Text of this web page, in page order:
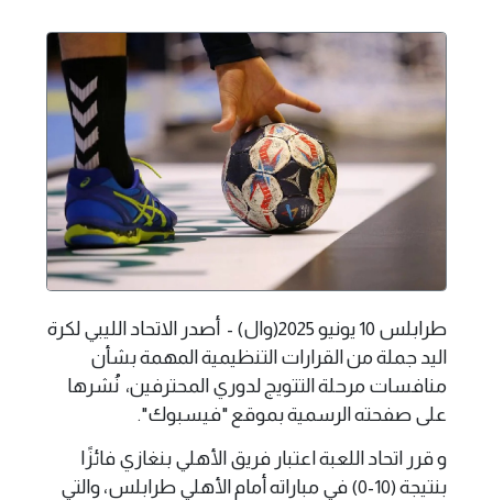
طرابلس 10 يونيو 2025(وال) - أصدر الاتحاد الليبي لكرة
اليد جملة من القرارات التنظيمية المهمة بشأن
منافسات مرحلة التتويج لدوري المحترفين، نُشرها
على صفحته الرسمية بموقع "فيسبوك".
و قرر اتحاد اللعبة اعتبار فريق الأهلي بنغازي فائزًا
بنتيجة (10-0) في مباراته أمام الأهلي طرابلس، والتي